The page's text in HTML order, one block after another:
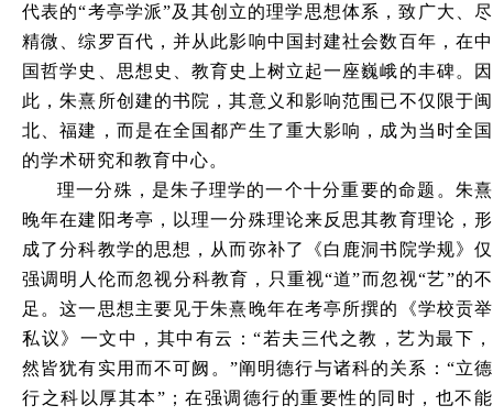
代表的“考亭学派”及其创立的理学思想体系，致广大、尽
精微、综罗百代，并从此影响中国封建社会数百年，在中
国哲学史、思想史、教育史上树立起一座巍峨的丰碑。因
此，朱熹所创建的书院，其意义和影响范围已不仅限于闽
北、福建，而是在全国都产生了重大影响，成为当时全国
的学术研究和教育中心。
理一分殊，是朱子理学的一个十分重要的命题。朱熹
晚年在建阳考亭，以理一分殊理论来反思其教育理论，形
成了分科教学的思想，从而弥补了《白鹿洞书院学规》仅
强调明人伦而忽视分科教育，只重视“道”而忽视“艺”的不
足。这一思想主要见于朱熹晚年在考亭所撰的《学校贡举
私议》一文中，其中有云：“若夫三代之教，艺为最下，
然皆犹有实用而不可阙。”阐明德行与诸科的关系：“立德
行之科以厚其本”；在强调德行的重要性的同时，也不能